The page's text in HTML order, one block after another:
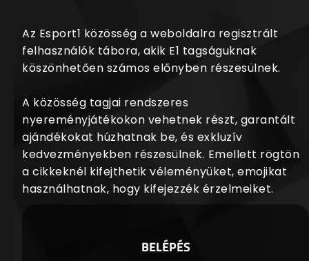
Az Esport1 közösség a weboldalra regisztrált
felhasználók tábora, akik E1 tagságuknak
köszönhetően számos előnyben részesülnek.
A közösség tagjai rendszeres
nyereményjátékokon vehetnek részt, garantált
ajándékokat húzhatnak be, és exkluzív
kedvezményekben részesülnek. Emellett rögtön
a cikkeknél kifejthetik véleményüket, emojikat
használhatnak, hogy kifejezzék érzelmeiket.
BELÉPÉS